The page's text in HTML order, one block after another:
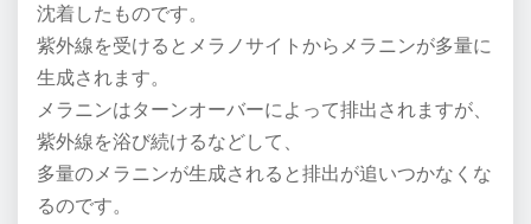
沈着したものです。
紫外線を受けるとメラノサイトからメラニンが多量に
生成されます。
メラニンはターンオーバーによって排出されますが、
紫外線を浴び続けるなどして、
多量のメラニンが生成されると排出が追いつかなくな
るのです。